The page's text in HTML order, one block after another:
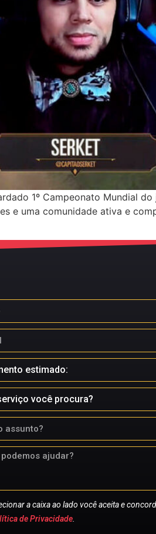
1º Campeonato Mundial do
e uma comunidade ativa e
a caixa ao lado você aceita e
de Privacidade